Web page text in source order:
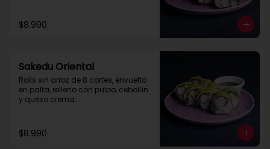
$8.990
Sakedu Oriental
Rolls sin arroz de 8 cortes, envuelto
en palta, relleno con pulpo, cebollín
y queso crema.
$8.990